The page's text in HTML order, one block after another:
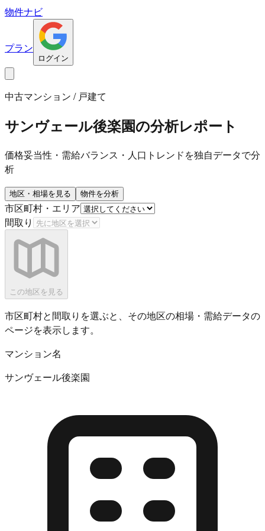
物件ナビ
プラン
ログイン
中古マンション / 戸建て
サンヴェール後楽園の分析レポート
価格妥当性・需給バランス・人口トレンドを独自データで分
析
地区・相場を見る 物件を分析
市区町村・エリア
間取り
この地区を見る
市区町村と間取りを選ぶと、その地区の相場・需給データの
ページを表示します。
マンション名
サンヴェール後楽園